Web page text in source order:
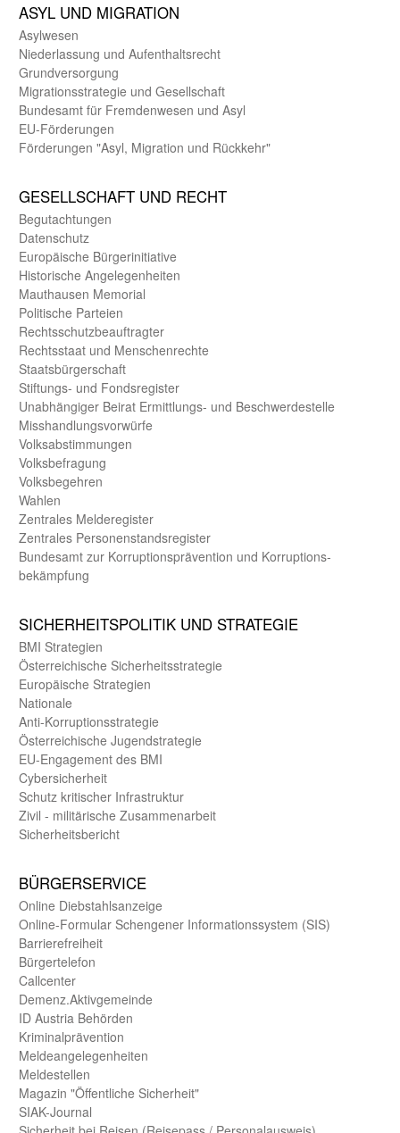
ASYL UND MIGRA­TION
Asyl­wesen
Nieder­lassung und Aufent­halts­recht
Grund­versorgung
Migrations­strategie und Gesell­schaft
Bundes­amt für Fremden­wesen und Asyl
EU-Förde­rungen
Förderungen "Asyl, Migration und Rückkehr"
GE­SELL­SCHAFT UND RECHT
Begut­achtungen
Daten­schutz
Europäische Bürger­initiative
Historische Angelegen­heiten
Mauthausen Memorial
Politische Parteien
Rechts­schutz­beauftragter
Rechts­staat und Menschen­rechte
Staats­bürger­schaft
Stiftungs- und Fonds­register
Unab­hängiger Beirat Ermittlungs- und Beschwerde­stelle
Misshandlungs­vorwürfe
Volks­abstimmungen
Volks­befragung
Volks­begehren
Wahlen
Zentrales Melde­register
Zentrales Personen­stands­register
Bundes­amt zur Korrup­tions­prävention und Korrup­tions­
bekämpfung
SICHER­HEITS­POLITIK UND STRATEGIE
BMI Strategien
Öster­reichische Sicherheits­strategie
Europäische Strategien
Nationale
Anti-Korruptions­strategie
Öster­reichische Jugend­strategie
EU-Engagement des BMI
Cybersicherheit
Schutz kritischer Infra­struktur
Zivil - militärische Zusammen­arbeit
Sicherheits­bericht
BÜRGER­SERVICE
Online Diebstahls­anzeige
Online-Formular Schengener Informationssystem (SIS)
Barriere­freiheit
Bürger­telefon
Call­center
Demenz.Aktiv­gemeinde
ID Austria Behörden
Kriminal­prävention
Melde­an­ge­le­gen­heiten
Meld­estellen
Magazin "Öffentliche Sicherheit"
SIAK-Journal